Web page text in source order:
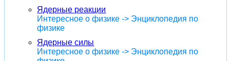
Ядерные реакции
Интересное о физике -> Энциклопедия по
физике
Ядерные силы
Интересное о физике -> Энциклопедия по